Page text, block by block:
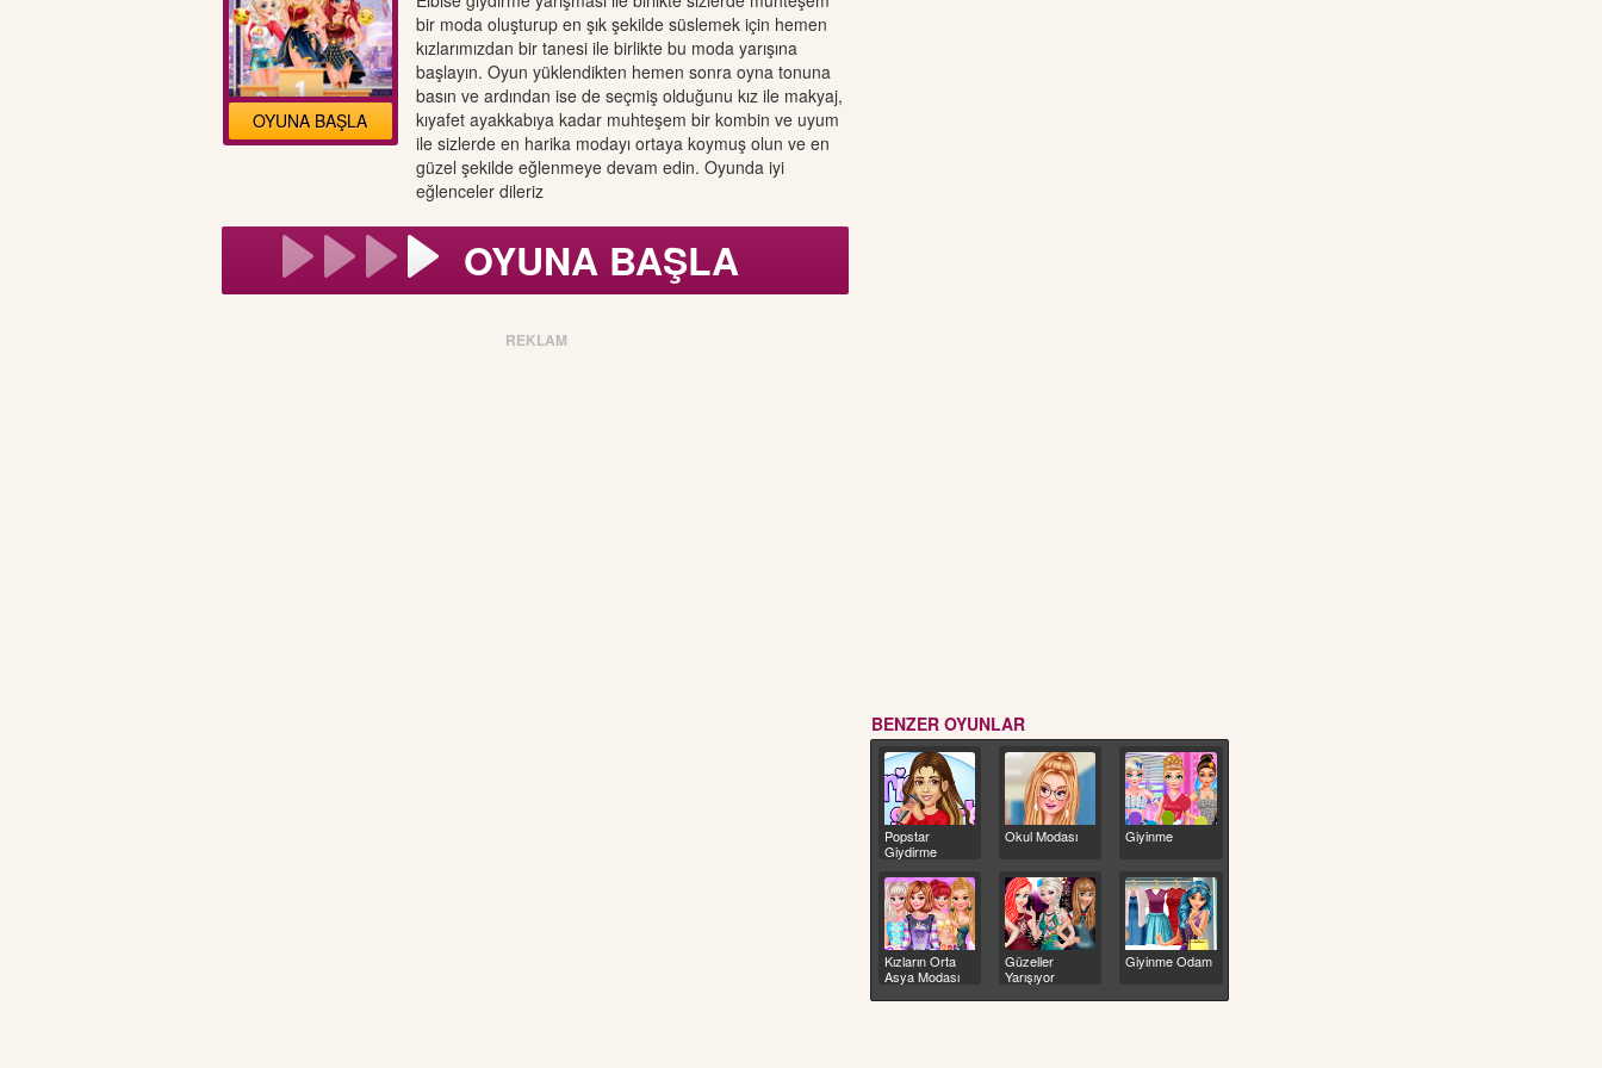
OYUNA BAŞLA
bir moda oluşturup en şık şekilde süslemek için hemen
kızlarımızdan bir tanesi ile birlikte bu moda yarışına
başlayın. Oyun yüklendikten hemen sonra oyna tonuna
basın ve ardından ise de seçmiş olduğunu kız ile makyaj,
kıyafet ayakkabıya kadar muhteşem bir kombin ve uyum
ile sizlerde en harika modayı ortaya koymuş olun ve en
güzel şekilde eğlenmeye devam edin. Oyunda iyi
eğlenceler dileriz
OYUNA BAŞLA
REKLAM
BENZER OYUNLAR
Popstar
Giydirme
Okul Modası Giyinme
Kızların Orta
Asya Modası
Güzeller
Yarışıyor
Giyinme Odam